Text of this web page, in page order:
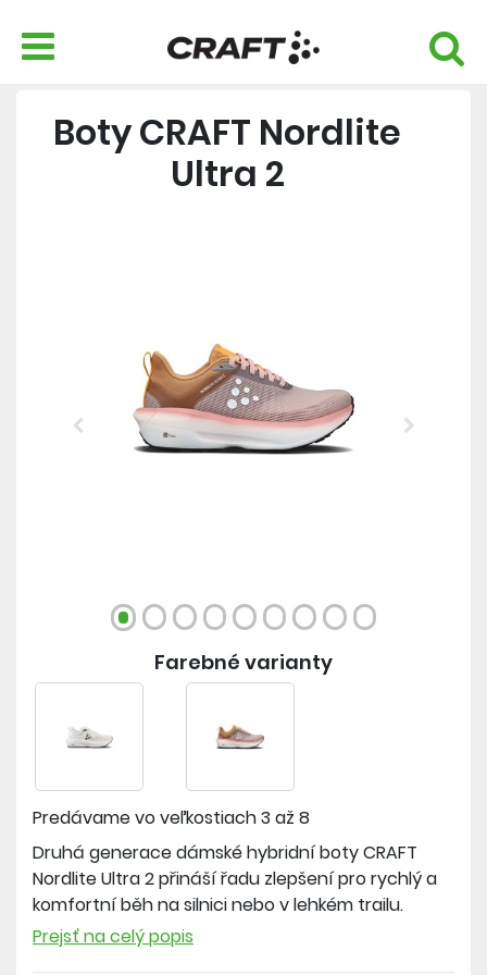
Boty CRAFT Nordlite
Ultra 2
Previous Next
Druhá generace dámské hybridní boty CRAFT
Nordlite Ultra 2 přináší řadu zlepšení pro rychlý a
komfortní běh na silnici nebo v lehkém trailu.
Zásadního přepracování se dočkal svršek boty,
Prejsť na celý popis
Predávame vo veľkostiach3 až 8
Farebné varianty